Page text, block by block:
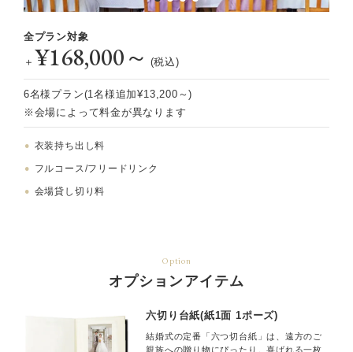
全プラン対象
＋ ¥168,000～ (税込)
6名様プラン(1名様追加¥13,200～)
※会場によって料金が異なります
衣装持ち出し料
フルコース/フリードリンク
会場貸し切り料
Option
オプションアイテム
六切り台紙(紙1面 1ポーズ)
結婚式の定番「六つ切台紙」は、遠方のご
親族への贈り物にぴったり。喜ばれる一枚